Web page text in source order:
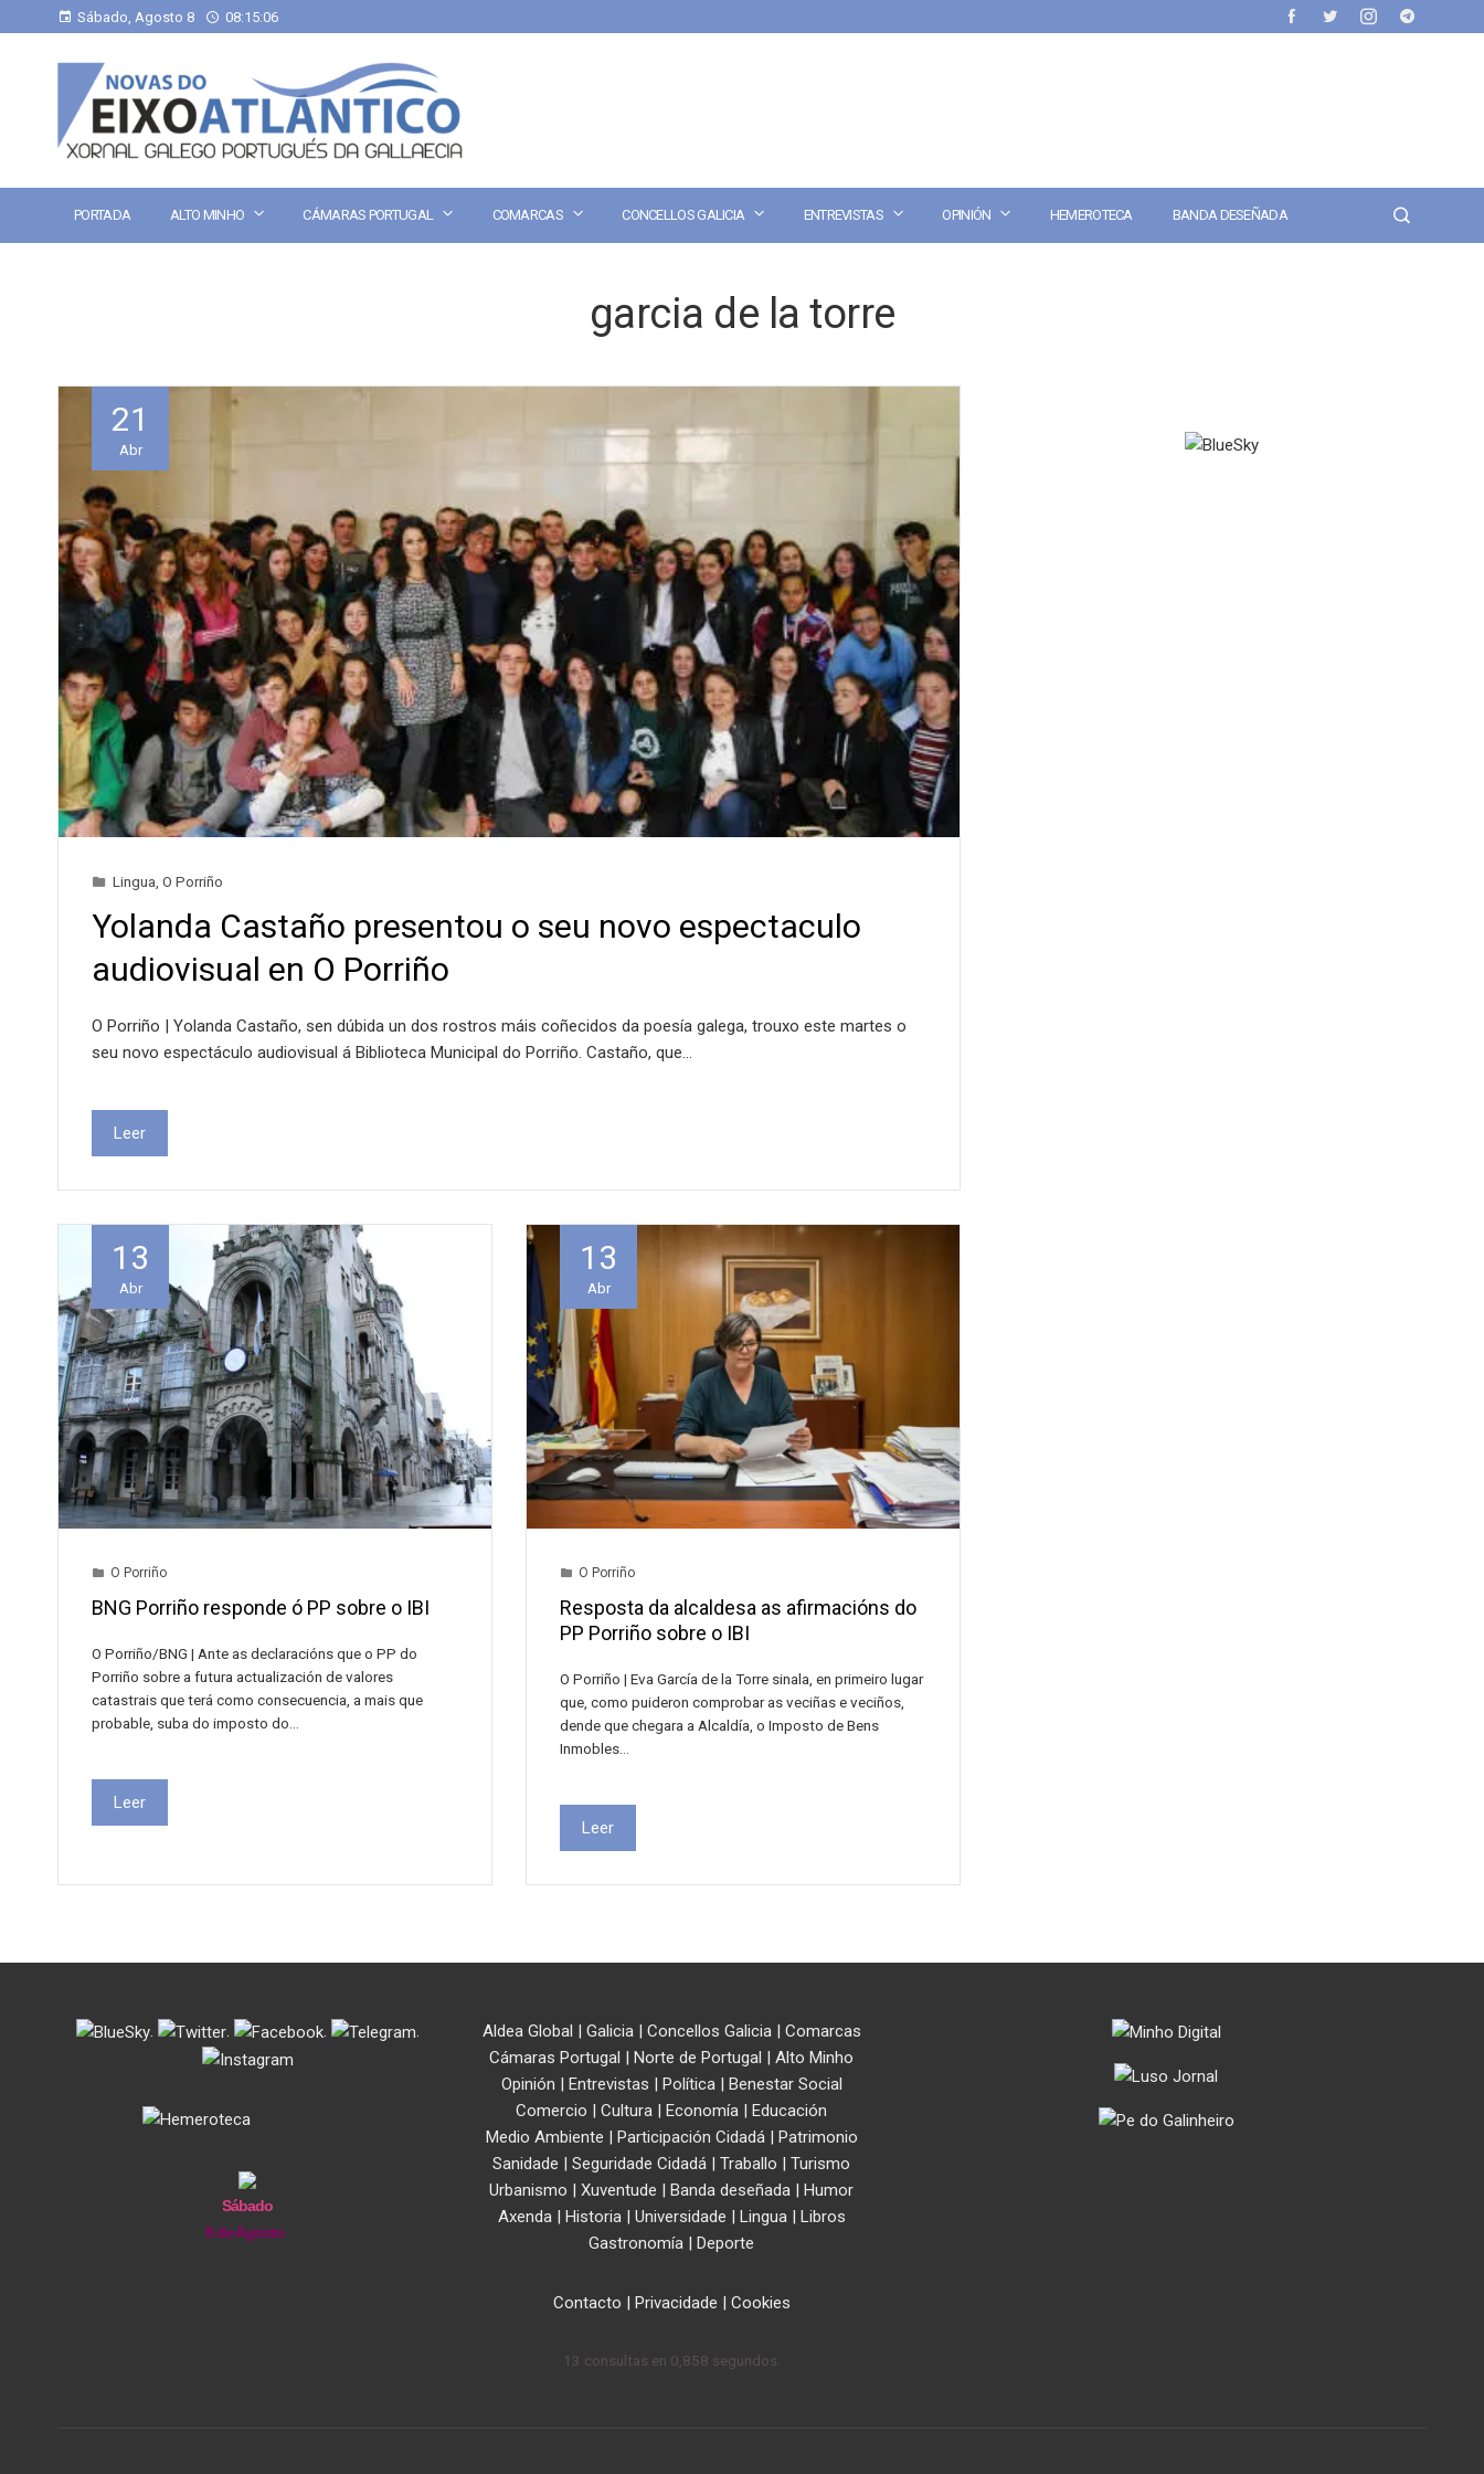
Sábado, Agosto 8 08:15:07
PORTADA ALTO MINHO CÁMARAS PORTUGAL COMARCAS CONCELLOS GALICIA ENTREVISTAS OPINIÓN HEMEROTECA BANDA DESEÑADA
garcia de la torre
21
Abr
Lingua O Porriño
Yolanda Castaño presentou o seu novo espectaculo
audiovisual en O Porriño
O Porriño | Yolanda Castaño, sen dúbida un dos rostros máis coñecidos da poesía galega, trouxo este martes o
seu novo espectáculo audiovisual á Biblioteca Municipal do Porriño. Castaño, que…
Leer
13
Abr
O Porriño
BNG Porriño responde ó PP sobre o IBI
O Porriño/BNG | Ante as declaracións que o PP do
Porriño sobre a futura actualización de valores
catastrais que terá como consecuencia, a mais que
probable, suba do imposto do…
Leer
13
Abr
O Porriño
Resposta da alcaldesa as afirmacións do
PP Porriño sobre o IBI
O Porriño | Eva García de la Torre sinala, en primeiro lugar
que, como puideron comprobar as veciñas e veciños,
dende que chegara a Alcaldía, o Imposto de Bens
Inmobles…
Leer
. . . .
Sábado
8 de Agosto
Aldea Global | Galicia| Concellos Galicia| Comarcas
Cámaras Portugal | Norte de Portugal | Alto Minho
Opinión | Entrevistas | Política| Benestar Social
Comercio | Cultura | Economía | Educación
Medio Ambiente | Participación Cidadá| Patrimonio
Sanidade | Seguridade Cidadá | Traballo | Turismo
Urbanismo | Xuventude | Banda deseñada | Humor
Axenda| Historia| Universidade | Lingua| Libros
Gastronomía | Deporte
Contacto | Privacidade | Cookies
13 consultas en 0,858 segundos.